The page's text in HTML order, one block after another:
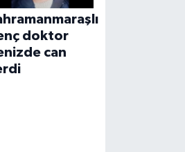
doktor
can